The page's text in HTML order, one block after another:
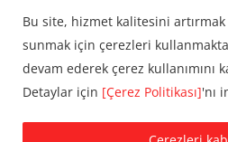
© 2024 CUMHA (Cumhur Haber
Bu site, hizmet kalitesini
sunmak için çerezleri
devam ederek çerez kullanımını
Detaylar için [Çerez Politikası]'nı